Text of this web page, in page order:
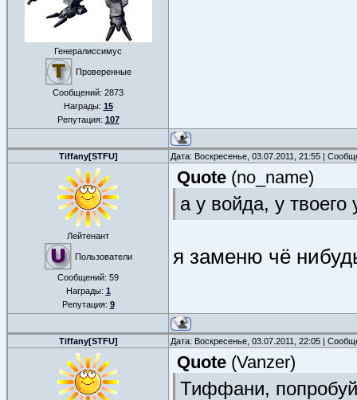
Генералиссимус
Проверенные
Сообщений: 2873
Награды: 15
Репутация: 107
Tiffany[STFU] Дата: Воскресенье, 03.07.2011, 21:55 |
Лейтенант
Пользователи
Сообщений: 59
Награды: 1
Репутация: 9
Quote (no_name)
а у войда, у
я заменю чё
Tiffany[STFU] Дата: Воскресенье, 03.07.2011, 22:05 |
Quote (Vanzer)
Тиффани, попробуй